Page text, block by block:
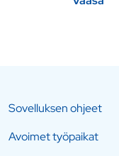
Sovelluksen ohjeet
Avoimet työpaikat